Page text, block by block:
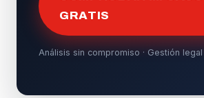
GRATIS
Análisis sin compromiso · Gestión